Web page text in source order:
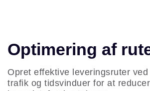
Optimering af
Opret effektive leveringsruter
trafik og tidsvinduer for at